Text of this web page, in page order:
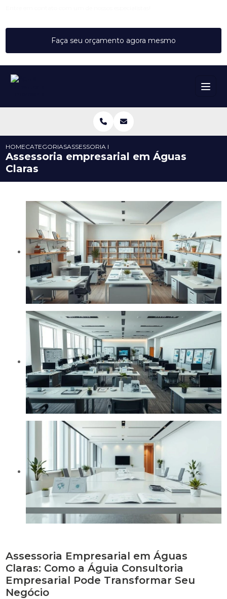
Faça seu orçamento agora mesmo
HOMECATEGORIASASSESSORIA EMPRESARIAL EM ÁGUAS CLARAS
Assessoria empresarial em Águas
Claras
Assessoria Empresarial em Águas
Claras: Como a Águia Consultoria
Empresarial Pode Transformar Seu
Negócio